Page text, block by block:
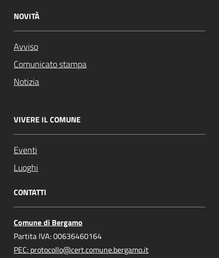
NOVITÀ
Avviso
Comunicato stampa
Notizia
VIVERE IL COMUNE
Eventi
Luoghi
CONTATTI
Comune di Bergamo
Partita IVA: 00636460164
PEC: protocollo@cert.comune.bergamo.it